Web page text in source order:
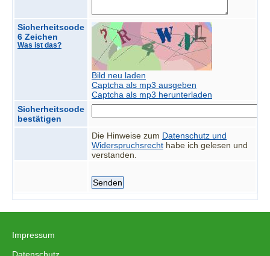
Sicherheitscode
6 Zeichen
Was ist das?
Bild neu laden
Captcha als mp3 ausgeben
Captcha als mp3 herunterladen
Sicherheitscode
bestätigen
Die Hinweise zum Datenschutz und
Widerspruchsrecht habe ich gelesen und
verstanden.
Impressum